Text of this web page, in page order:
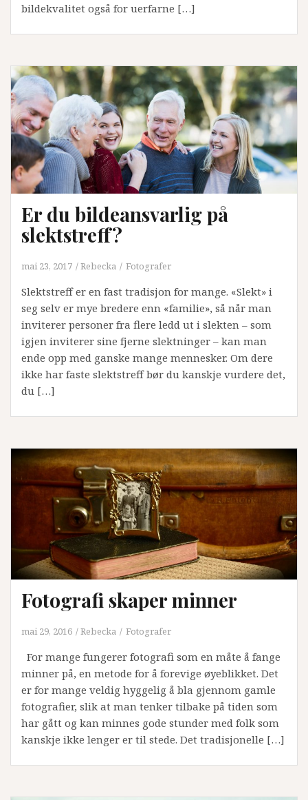
bildekvalitet også for uerfarne […]
Er du bildeansvarlig på
slektstreff?
mai 23, 2017 Rebecka Fotografer
Slektstreff er en fast tradisjon for mange. «Slekt» i
seg selv er mye bredere enn «familie», så når man
inviterer personer fra flere ledd ut i slekten – som
igjen inviterer sine fjerne slektninger – kan man
ende opp med ganske mange mennesker. Om dere
ikke har faste slektstreff bør du kanskje vurdere det,
du […]
Fotografi skaper minner
mai 29, 2016 Rebecka Fotografer
For mange fungerer fotografi som en måte å fange
minner på, en metode for å forevige øyeblikket. Det
er for mange veldig hyggelig å bla gjennom gamle
fotografier, slik at man tenker tilbake på tiden som
har gått og kan minnes gode stunder med folk som
kanskje ikke lenger er til stede. Det tradisjonelle […]